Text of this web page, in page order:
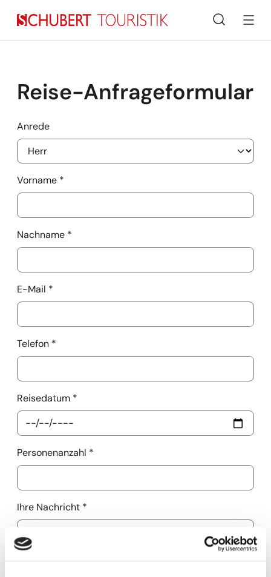
Suche
Reise-Anfrageformular
Anrede
Vorname *
Nachname *
E-Mail *
Telefon *
Reisedatum *
Personenanzahl *
Ihre Nachricht *